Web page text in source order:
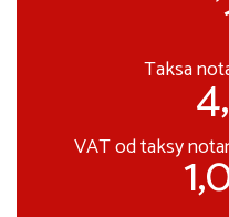
Taksa
VAT od taksy